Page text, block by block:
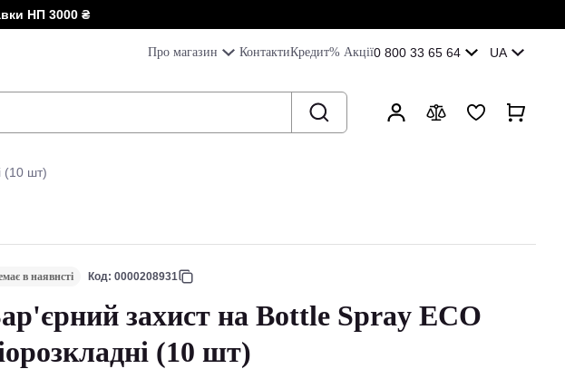
НП 3000 ₴
Про магазин КонтактиКредит% Акції0 800 33 65 64 UA
(10 шт)
в наявнсті Код: 0000208931
захист на Bottle Spray ECO
(10 шт)